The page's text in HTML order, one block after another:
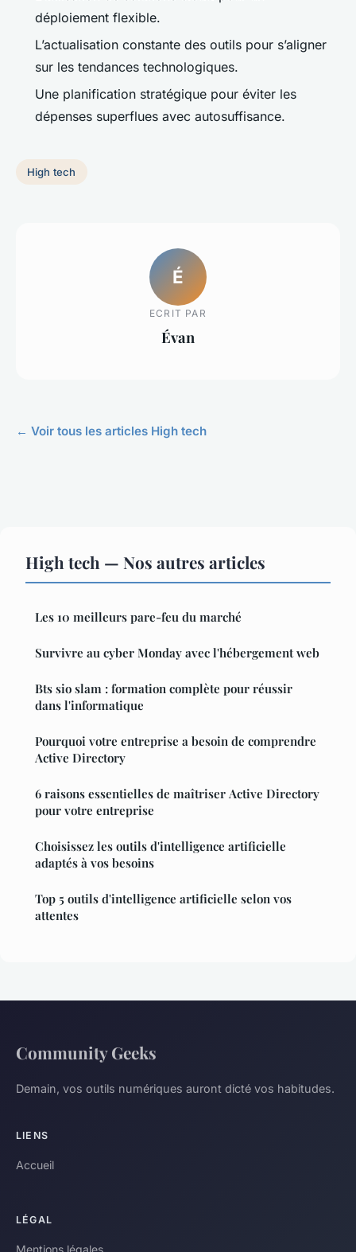
déploiement flexible.
L’actualisation constante des outils pour s’aligner
sur les tendances technologiques.
Une planification stratégique pour éviter les
dépenses superflues avec autosuffisance.
High tech
É
ECRIT PAR
Évan
← Voir tous les articles High tech
High tech — Nos autres articles
Les 10 meilleurs pare-feu du marché
Survivre au cyber Monday avec l'hébergement web
Bts sio slam : formation complète pour réussir
dans l'informatique
Pourquoi votre entreprise a besoin de comprendre
Active Directory
6 raisons essentielles de maîtriser Active Directory
pour votre entreprise
Choisissez les outils d'intelligence artificielle
adaptés à vos besoins
Top 5 outils d'intelligence artificielle selon vos
attentes
Community Geeks
Demain, vos outils numériques auront dicté vos habitudes.
LIENS
Accueil
LÉGAL